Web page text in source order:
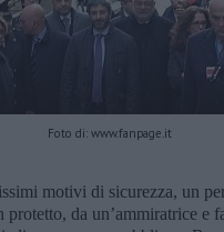
Foto di: www.fanpage.it
motivi di sicurezza, un
protetto, da un’ammiratrice